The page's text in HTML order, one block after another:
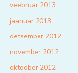
veebruar 2013
jaanuar 2013
detsember 2012
november 2012
oktoober 2012